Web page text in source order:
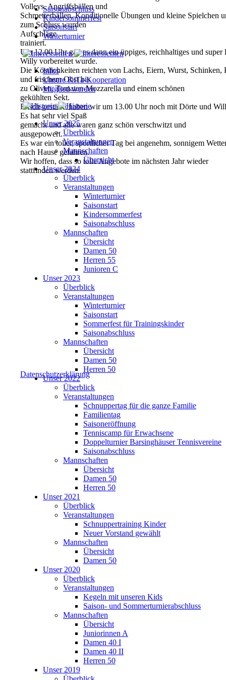
Volleys, Angriffsbällen und
Schmetterbällen. Konditionelle Übungen und kleine Spielchen
zum Schluss wurden
Aufschläge
trainiert.
Um 12.00 Uhr gab es dann ein üppiges, reichhaltiges und
Willy vorbereitet wurde.
Die Köstlichkeiten reichten von Lachs, Eiern, Wurst, Schinken,
und frischem Obst bis
zu Oliven, Tomaten-Mozzarella und einem schönen
gekühlten Sekt.
Frisch gestärkt haben wir um 13.00 Uhr noch mit Dörte und
Es hat sehr viel Spaß
gemacht und alle waren ganz schön verschwitzt und
ausgepowert.
Es war ein toller, sportlicher Tag bei angenehm, sonnigem
nach Hause gefahren.
Wir hoffen, dass so tolle Angebote im nächsten Jahr wieder
stattfinden werden.
Datenschutzerklärung
Saisonabschluss
Kindersommerfest
Saisonstart
Winterturnier
Infos
Unsere KiTa-Kooperation
Mitglied werden
Unser 2025
Überblick
Veranstaltungen
Mannschaften
Übersicht
Unser 2024
Überblick
Veranstaltungen
Winterturnier
Saisonstart
Kindersommerfest
Saisonabschluss
Mannschaften
Übersicht
Damen 50
Herren 55
Junioren C
Unser 2023
Überblick
Veranstaltungen
Winterturnier
Saisonstart
Sommerfest für Trainingskinder
Saisonabschluss
Mannschaften
Übersicht
Damen 50
Herren 50
Unser 2022
Überblick
Veranstaltungen
Schnuppertag für die ganze Familie
Familientag
Saisoneröffnung
Tenniscamp für Erwachsene
Doppelturnier Barsinghäuser Tennisvereine
Saisonabschluss
Mannschaften
Übersicht
Damen 50
Herren 50
Unser 2021
Überblick
Veranstaltungen
Schnuppertraining Kinder
Neuer Vorstand gewählt
Mannschaften
Übersicht
Damen 50
Unser 2020
Überblick
Veranstaltungen
Kegeln mit unseren Kids
Saison- und Sommerturnierabschluss
Mannschaften
Übersicht
Juniorinnen A
Damen 40 I
Damen 40 II
Herren 50
Unser 2019